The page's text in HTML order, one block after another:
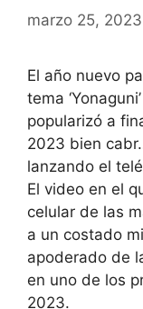
marzo 25, 2023
El año nuevo
tema
popularizó a
2023 bien
lanzando el
El video en el
celular de las
a un costado
apoderado de
en uno de los
2023.